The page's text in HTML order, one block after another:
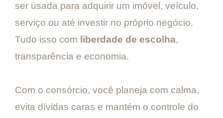
ser usada para adquirir um imóvel, veículo,
serviço ou até investir no próprio negócio.
Tudo isso com liberdade de escolha,
transparência e economia.
Com o consórcio, você planeja com calma,
evita dívidas caras e mantém o controle do